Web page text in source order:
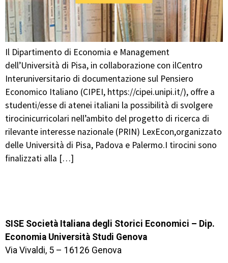
Il Dipartimento di Economia e Management
dell’Università di Pisa, in collaborazione con ilCentro
Interuniversitario di documentazione sul Pensiero
Economico Italiano (CIPEI, https://cipei.unipi.it/), offre a
studenti/esse di atenei italiani la possibilità di svolgere
tirocinicurricolari nell’ambito del progetto di ricerca di
rilevante interesse nazionale (PRIN) LexEcon,organizzato
delle Università di Pisa, Padova e Palermo.I tirocini sono
finalizzati alla […]
SISE Società Italiana degli Storici Economici – Dip.
Economia Università Studi Genova
Via Vivaldi, 5 – 16126 Genova